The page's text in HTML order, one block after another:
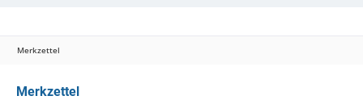
Merkzettel
Merkzettel